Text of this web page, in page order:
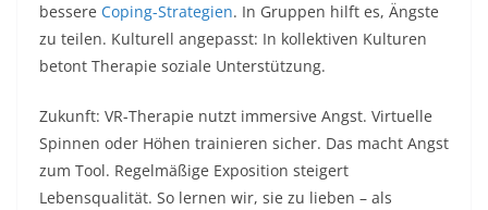
bessere Coping-Strategien. In Gruppen hilft es, Ängste
zu teilen. Kulturell angepasst: In kollektiven Kulturen
betont Therapie soziale Unterstützung.​
Zukunft: VR-Therapie nutzt immersive Angst. Virtuelle
Spinnen oder Höhen trainieren sicher. Das macht Angst
zum Tool. Regelmäßige Exposition steigert
Lebensqualität. So lernen wir, sie zu lieben – als